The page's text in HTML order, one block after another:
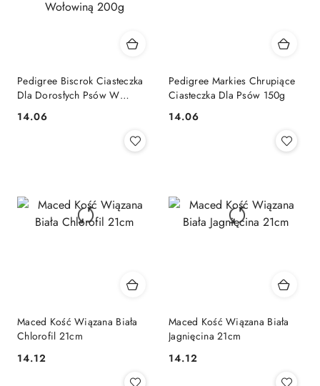
Pedigree Biscrok Ciasteczka
Dla Dorosłych Psów W
Kurczakiem I Wołowiną 200g
Cena:
14.06
Pedigree Markies Chrupiące
Ciasteczka Dla Psów 150g
Cena:
14.06
Maced Kość Wiązana Biała
Chlorofil 21cm
Cena:
14.12
Maced Kość Wiązana Biała
Jagnięcina 21cm
Cena:
14.12